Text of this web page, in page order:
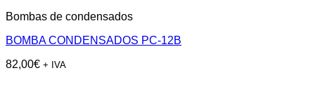
Bombas de condensados
BOMBA CONDENSADOS PC-12B
82,00€ + IVA